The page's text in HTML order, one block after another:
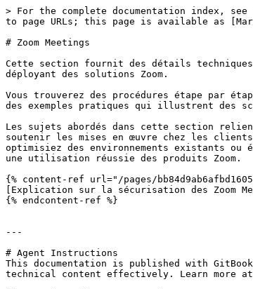
> For the complete documentation index,
to page URLs; this page is available as
# Zoom Meetings
Cette section fournit des détails
déployant des solutions Zoom.
Vous trouverez des procédures étape par
des exemples pratiques qui illustrent des
Les sujets abordés dans cette section
soutenir les mises en œuvre chez les
optimisiez des environnements existants ou
une utilisation réussie des produits Zoom.
{% content-ref url="/pages/
[Explication sur la sécurisation des Zoom
{% endcontent-ref %}
---
# Agent Instructions
This documentation is published with
technical content effectively. Learn more at